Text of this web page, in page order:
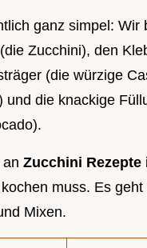
ganz simpel: Wir
(die Zucchini), den
(die würzige
und die knackige
Zucchini Rezepte
muss. Es
Mixen.